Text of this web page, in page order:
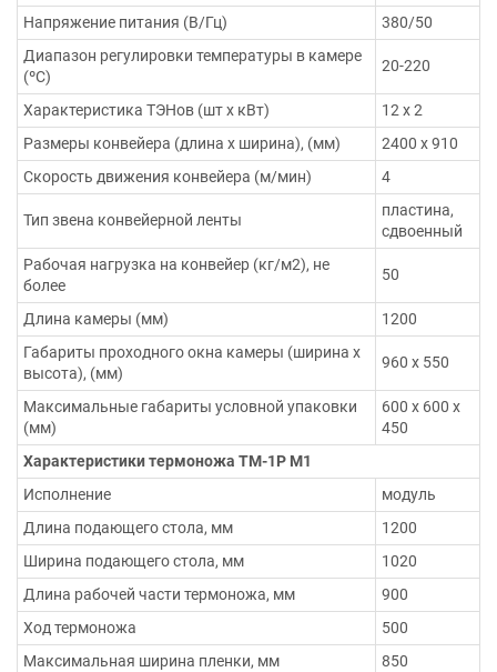
Напряжение питания (В/Гц)
380/50
Диапазон регулировки температуры в камере
(ºС)
20-220
Характеристика ТЭНов (шт х кВт)
12 х 2
Размеры конвейера (длина х ширина), (мм)
2400 х 910
Скорость движения конвейера (м/мин)
4
Тип звена конвейерной ленты
пластина,
сдвоенный
Рабочая нагрузка на конвейер (кг/м2), не
более
50
Длина камеры (мм)
1200
Габариты проходного окна камеры (ширина х
высота), (мм)
960 х 550
Максимальные габариты условной упаковки
(мм)
600 х 600 х
450
Характеристики термоножа ТМ-1Р М1
Исполнение
модуль
Длина подающего стола, мм
1200
Ширина подающего стола, мм
1020
Длина рабочей части термоножа, мм
900
Ход термоножа
500
Максимальная ширина пленки, мм
850